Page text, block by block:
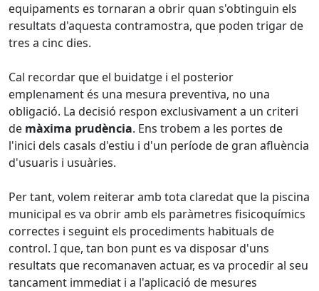
equipaments es tornaran a obrir quan s'obtinguin els
resultats d'aquesta contramostra, que poden trigar de
tres a cinc dies.
Cal recordar que el buidatge i el posterior
emplenament és una mesura preventiva, no una
obligació. La decisió respon exclusivament a un criteri
de màxima prudència. Ens trobem a les portes de
l'inici dels casals d'estiu i d'un període de gran afluència
d'usuaris i usuàries.
Per tant, volem reiterar amb tota claredat que la piscina
municipal es va obrir amb els paràmetres fisicoquímics
correctes i seguint els procediments habituals de
control. I que, tan bon punt es va disposar d'uns
resultats que recomanaven actuar, es va procedir al seu
tancament immediat i a l'aplicació de mesures